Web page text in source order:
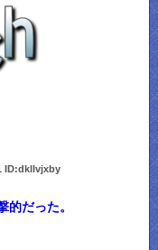
ID:dklIvjxby
的だった。